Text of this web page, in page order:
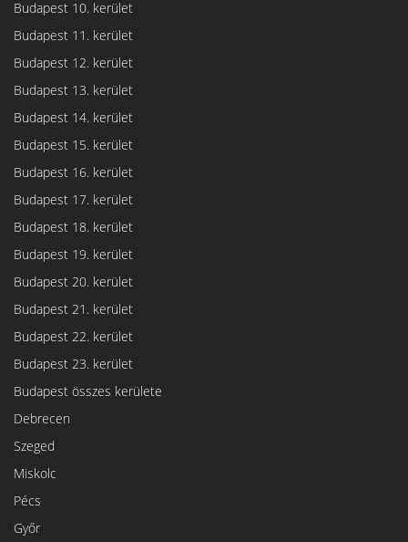
Budapest 10. kerület
Budapest 11. kerület
Budapest 12. kerület
Budapest 13. kerület
Budapest 14. kerület
Budapest 15. kerület
Budapest 16. kerület
Budapest 17. kerület
Budapest 18. kerület
Budapest 19. kerület
Budapest 20. kerület
Budapest 21. kerület
Budapest 22. kerület
Budapest 23. kerület
Budapest összes kerülete
Debrecen
Szeged
Miskolc
Pécs
Győr